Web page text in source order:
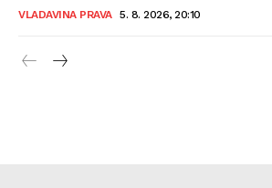
VLADAVINA PRAVA 5. 8. 2026, 20:10